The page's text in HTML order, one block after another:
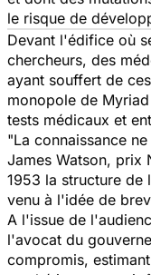
le risque de
Devant l'édifice où
chercheurs, des
ayant souffert de
monopole de Myriad
tests médicaux et
"La connaissance
James Watson, prix
1953 la structure de
venu à l'idée de
A l'issue de
l'avocat du
compromis,